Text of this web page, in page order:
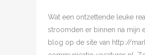
Wat een ontzettende leuke
stroomden er binnen na mijn
blog op de site van http://